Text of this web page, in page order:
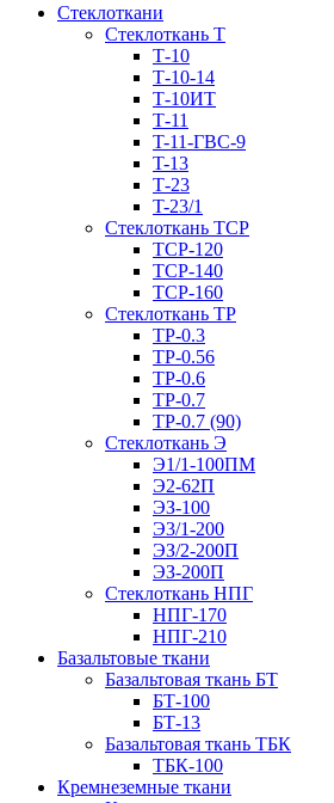
Стеклоткани
Стеклоткань Т
Т-10
Т-10-14
Т-10ИТ
Т-11
T-11-ГВС-9
T-13
Т-23
T-23/1
Стеклоткань ТСР
ТСР-120
ТСР-140
ТСР-160
Стеклоткань ТР
ТР-0.3
ТР-0.56
ТР-0.6
ТР-0.7
ТР-0.7 (90)
Стеклоткань Э
Э1/1-100ПМ
Э2-62П
ЭЗ-100
Э3/1-200
ЭЗ/2-200П
ЭЗ-200П
Стеклоткань НПГ
НПГ-170
НПГ-210
Базальтовые ткани
Базальтовая ткань БТ
БТ-100
БТ-13
Базальтовая ткань ТБК
ТБК-100
Кремнеземные ткани